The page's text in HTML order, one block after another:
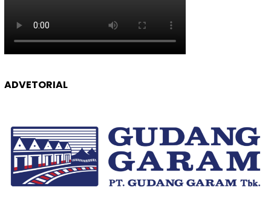
ADVETORIAL